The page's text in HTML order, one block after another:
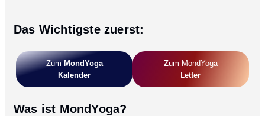
Meine
für
stressige
Zeiten
Das Wichtigste zuerst:
ZumMondYoga
Kalender
ZUm MondYoga
LEtter
Was ist MondYoga?